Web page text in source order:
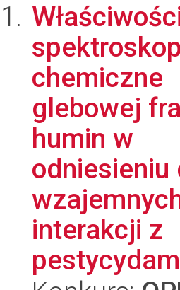
chemiczne
glebowej
humin w
odniesieniu
interakcji z